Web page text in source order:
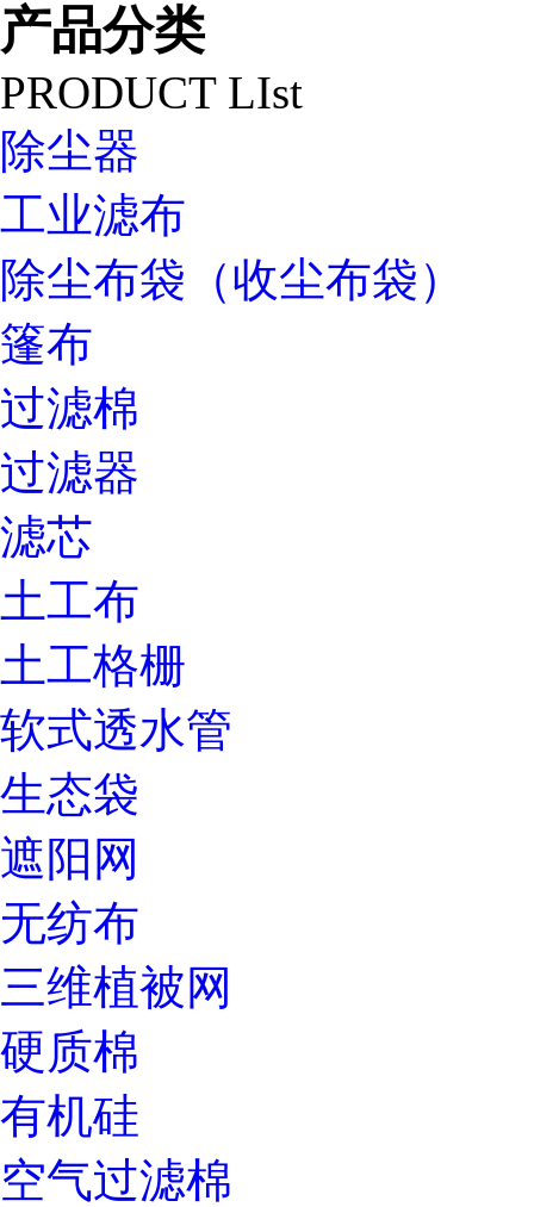
产品分类
PRODUCT LIst
除尘器
工业滤布
除尘布袋（收尘布袋）
篷布
过滤棉
过滤器
滤芯
土工布
土工格栅
软式透水管
生态袋
遮阳网
无纺布
三维植被网
硬质棉
有机硅
空气过滤棉